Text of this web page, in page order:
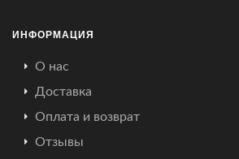
ИНФОРМАЦИЯ
О нас
Доставка
Оплата и возврат
Отзывы